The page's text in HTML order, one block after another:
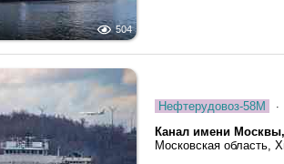
504
Нефтерудовоз-58М ·
Канал имени
Московская область,